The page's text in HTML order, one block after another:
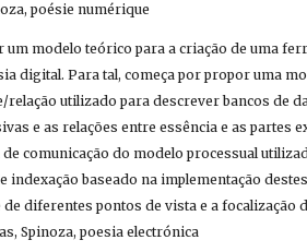
poésie numérique
modelo teórico para a criação de uma
digital. Para tal, começa por propor uma
utilizado para descrever bancos de
e as relações entre essência e as partes
comunicação do modelo processual
indexação baseado na implementação
diferentes pontos de vista e a focalização
Spinoza, poesia electrónica